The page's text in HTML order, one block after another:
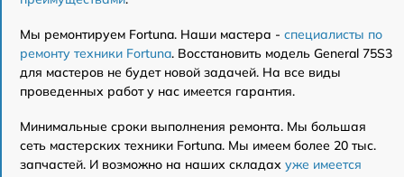
Мы ремонтируем Fortuna. Наши мастера - специалисты по
ремонту техники Fortuna. Восстановить модель General 75S3
для мастеров не будет новой задачей. На все виды
проведенных работ у нас имеется гарантия.
Минимальные сроки выполнения ремонта. Мы большая
сеть мастерских техники Fortuna. Мы имеем более 20 тыс.
запчастей. И возможно на наших складах уже имеется